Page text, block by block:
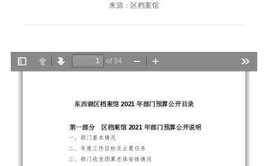
来源：区档案馆